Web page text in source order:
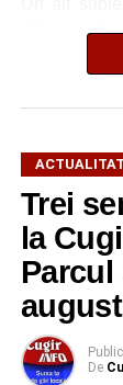
utilizate
contact
evite
ales în
pretextul
rutier.
De
prudență
gesturi
deoarece
Trei
la
Parcul
De